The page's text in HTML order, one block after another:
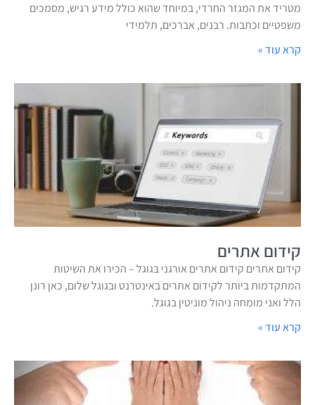
מטריד את המגזר החרדי, במיוחד שהוא כולל מידע רגיש, מסמכים
משפטיים וכתבות. רבנים, אברכים, תלמידי
קרא עוד »
קידום אתרים
קידום אתרים קידום אתרים אורגני בגוגל – הכירו את השיטות
המתקדמות ביותר לקידום אתרים באינטרנט ובגוגל שלום, כאן רונן
הלל ואני מומחה ניהול מוניטין בגוגל.
קרא עוד »